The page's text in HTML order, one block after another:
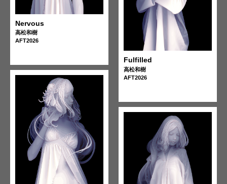
Nervous
高松和樹
AFT2026
Fulfilled
高松和樹
AFT2026